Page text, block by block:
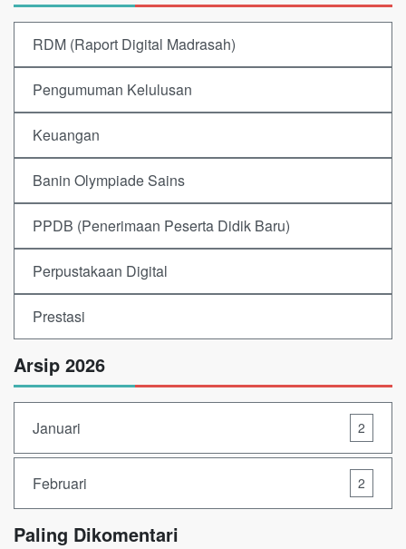
RDM (Raport Digital Madrasah)
Pengumuman Kelulusan
Keuangan
Banin Olympiade Sains
PPDB (Penerimaan Peserta Didik Baru)
Perpustakaan Digital
Prestasi
Arsip 2026
Januari 2
Februari 2
Paling Dikomentari